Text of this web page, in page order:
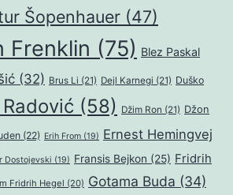
Šopenhauer (47)
Frenklin (75) Blez Paskal
(32) Brus Li (21) Dejl Karnegi (21) Duško
(58) Džim Ron (21) Džon
(22) Erih From (19) Ernest Hemingvej
Dostojevski (19) Fransis Bejkon (25) Fridrih
Fridrih Hegel (20) Gotama Buda (34)